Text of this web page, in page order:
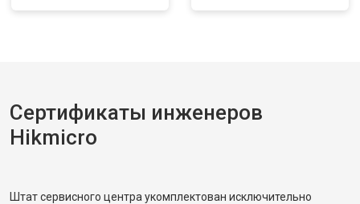
Сертификаты инженеров
Hikmicro
Штат сервисного центра укомплектован исключительно